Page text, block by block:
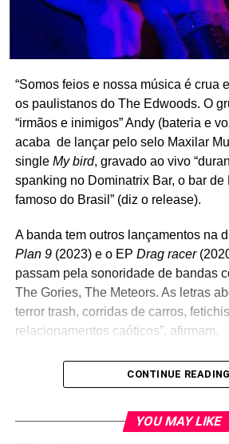
“Somos feios e nossa música é crua
os paulistanos do The Edwoods. O
“irmãos e inimigos” Andy (bateria e
acaba de lançar pelo selo Maxilar
singleMy bird, gravado ao vivo
spanking no Dominatrix Bar, o bar de
famoso do Brasil” (diz o release).
A banda tem outros lançamentos na
Plan 9(2023) e o EP Drag racer
passam pela sonoridade de bandas
The Gories, The Meteors. As letras
terror trash, corridas de carros,
relacionamentos caóticos”, afirmam.
CONTINUE READING
YOU MAY LIKE